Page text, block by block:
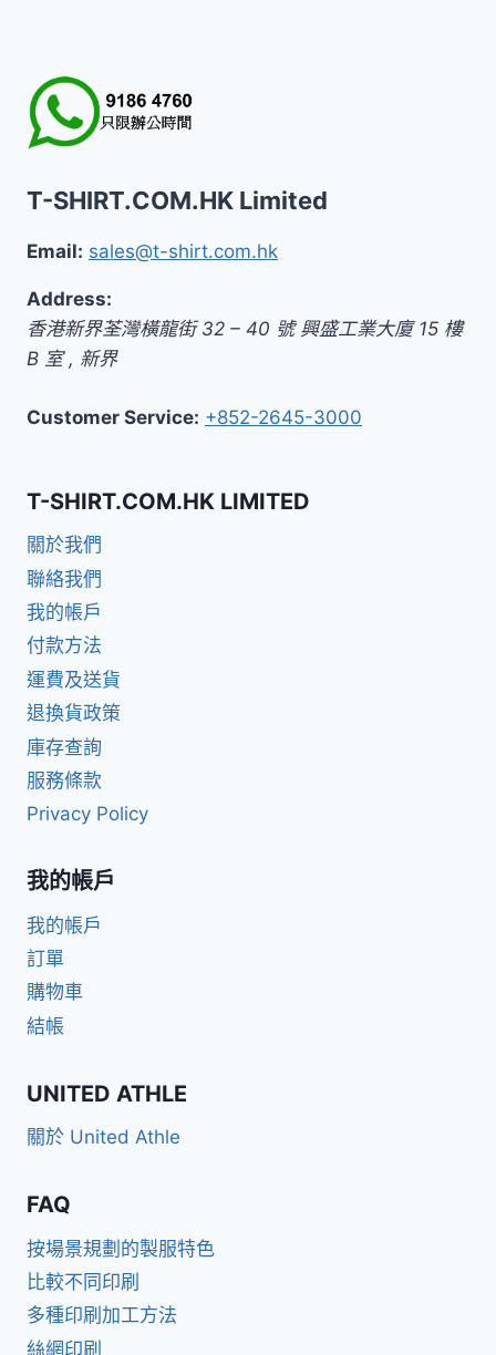
T-SHIRT.COM.HK Limited
Email: sales@t-shirt.com.hk
Address:
香港新界荃灣橫龍街 32 – 40 號 興盛工業大廈 15 樓
B 室, 新界
Customer Service: +852-2645-3000
T-SHIRT.COM.HK LIMITED
關於我們
聯絡我們
我的帳戶
付款方法
運費及送貨
退換貨政策
庫存查詢
服務條款
Privacy Policy
我的帳戶
我的帳戶
訂單
購物車
結帳
UNITED ATHLE
關於 United Athle
FAQ
按場景規劃的製服特色
比較不同印刷
多種印刷加工方法
絲網印刷